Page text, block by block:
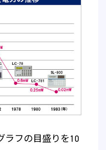
ラフの目盛りを10